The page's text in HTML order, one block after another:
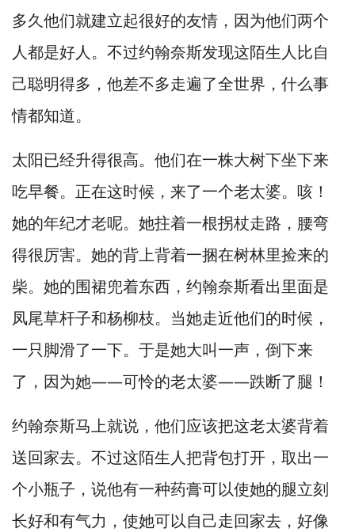
多久他们就建立起很好的友情， 因为他们两个
人都是好人。 不过约翰奈斯发现这陌生人比自
己聪明得多， 他差不多走遍了全世界， 什么事
情都知道。
太阳已经升得很高。 他们在一株大树下坐下来
吃早餐。 正在这时候， 来了一个老太婆。 咳！
她的年纪才老呢。 她拄着一根拐杖走路， 腰弯
得很厉害。 她的背上背着一捆在树林里捡来的
柴。 她的围裙兜着东西， 约翰奈斯看出里面是
凤尾草杆子和杨柳枝。 当她走近他们的时候，
一只脚滑了一下。 于是她大叫一声， 倒下来
了， 因为她——可怜的老太婆——跌断了腿！
约翰奈斯马上就说， 他们应该把这老太婆背着
送回家去。 不过这陌生人把背包打开， 取出一
个小瓶子， 说他有一种药膏可以使她的腿立刻
长好和有气力， 使她可以自己走回家去， 好像